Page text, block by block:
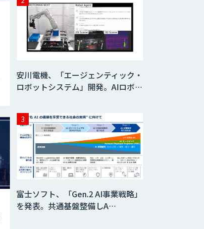
安川電機、「エージェンティック・
ロボットシステム」開発。AIロボ…
富士ソフト、「Gen.2 AI事業戦略」
を発表。共通基盤整備しA…